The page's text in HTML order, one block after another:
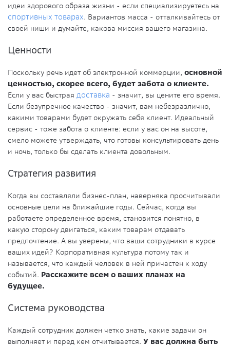
идеи здорового образа жизни - если специализируетесь на
спортивных товарах. Вариантов масса - отталкивайтесь от
своей ниши и думайте, какова миссия вашего магазина.
Ценности
Поскольку речь идет об электронной коммерции, основной
ценностью, скорее всего, будет забота о клиенте.
Если у вас быстрая доставка - значит, вы цените его время.
Если безупречное качество - значит, вам небезразлично,
какими товарами будет окружать себя клиент. Идеальный
сервис - тоже забота о клиенте: если у вас он на высоте,
смело можете утверждать, что готовы консультировать день
и ночь, только бы сделать клиента довольным.
Стратегия развития
Когда вы составляли бизнес-план, наверняка просчитывали
основные цели на ближайшие годы. Сейчас, когда вы
работаете определенное время, становится понятно, в
какую сторону двигаться, каким товарам отдавать
предпочтение. А вы уверены, что ваши сотрудники в курсе
ваших идей? Корпоративная культура потому так и
называется, что каждый человек в ней причастен к ходу
событий. Расскажите всем о ваших планах на
будущее.
Система руководства
Каждый сотрудник должен четко знать, какие задачи он
выполняет и перед кем отчитывается. У вас должна быть